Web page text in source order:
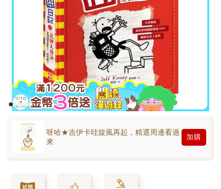
呀哈★吉伊卡哇旋風再起，精選周邊看過
來
加購